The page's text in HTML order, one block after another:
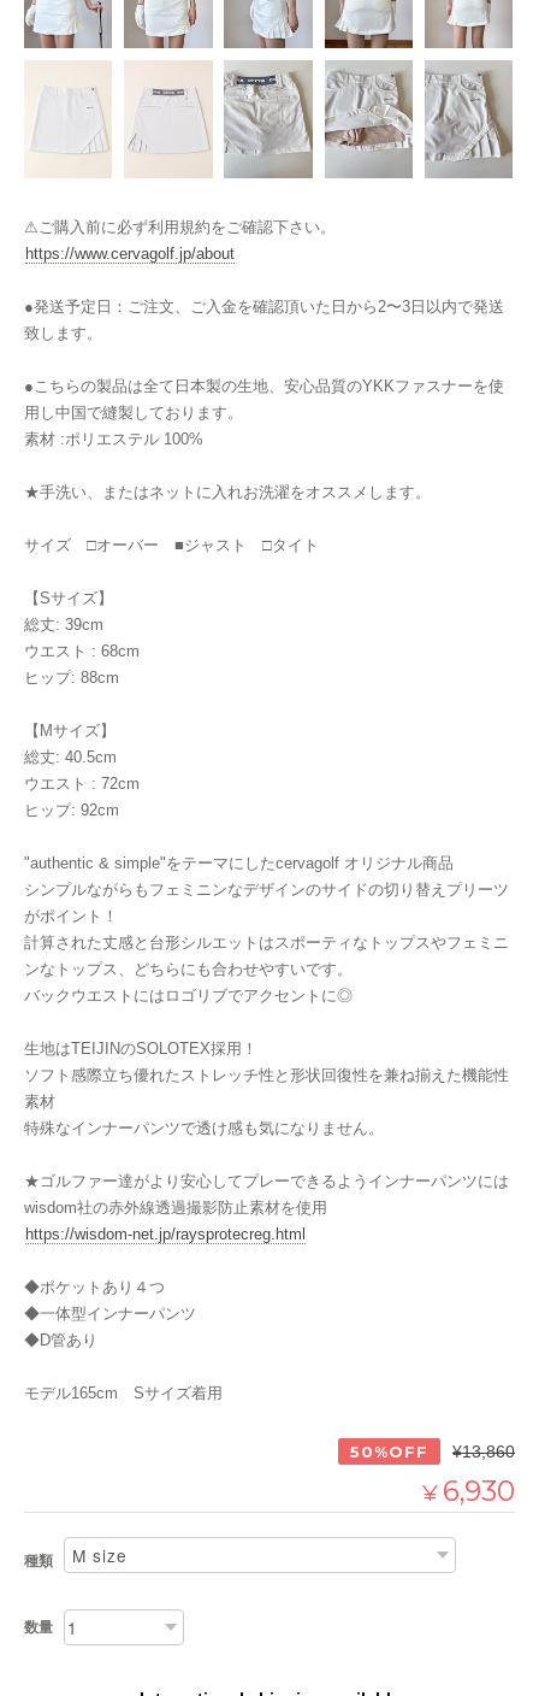
⚠︎ご購入前に必ず利用規約をご確認下さい。
https://www.cervagolf.jp/about
●発送予定日：ご注文、ご入金を確認頂いた日から2〜3日以内で発送
致します。
●こちらの製品は全て日本製の生地、安心品質のYKKファスナーを使
用し中国で縫製しております。
素材 :ポリエステル 100%
★手洗い、またはネットに入れお洗濯をオススメします。
サイズ □オーバー ■ジャスト □タイト
【Sサイズ】
総丈: 39cm
ウエスト : 68cm
ヒップ: 88cm
【Mサイズ】
総丈: 40.5cm
ウエスト : 72cm
ヒップ: 92cm
"authentic & simple"をテーマにしたcervagolf オリジナル商品
シンプルながらもフェミニンなデザインのサイドの切り替えプリーツ
がポイント！
計算された丈感と台形シルエットはスポーティなトップスやフェミニ
ンなトップス、どちらにも合わせやすいです。
バックウエストにはロゴリブでアクセントに◎
生地はTEIJINのSOLOTEX採用！
ソフト感際立ち優れたストレッチ性と形状回復性を兼ね揃えた機能性
素材
特殊なインナーパンツで透け感も気になりません。
★ゴルファー達がより安心してプレーできるようインナーパンツには
wisdom社の赤外線透過撮影防止素材を使用
https://wisdom-net.jp/raysprotecreg.html
◆ポケットあり４つ
◆一体型インナーパンツ
◆D管あり
モデル165cm Sサイズ着用
50%OFF ¥13,860
¥ 6,930
種類
数量